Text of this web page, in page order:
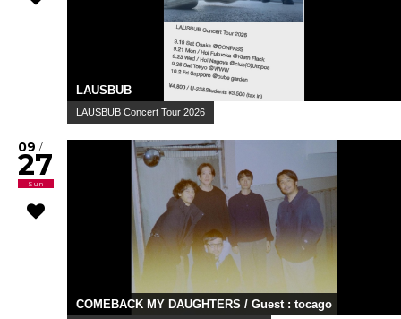
LAUSBUB
LAUSBUB Concert Tour 2026
09 /
27
Sun
COMEBACK MY DAUGHTERS / Guest : tocago